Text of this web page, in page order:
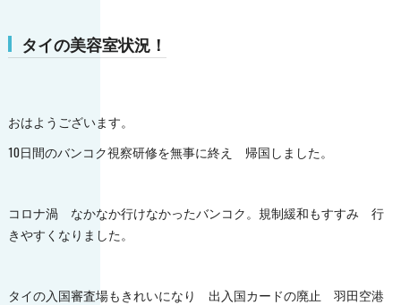
タイの美容室状況！
おはようございます。
10日間のバンコク視察研修を無事に終え 帰国しました。
コロナ渦 なかなか行けなかったバンコク。規制緩和もすすみ 行
きやすくなりました。
タイの入国審査場もきれいになり 出入国カードの廃止 羽田空港